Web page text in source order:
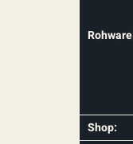
Shop: